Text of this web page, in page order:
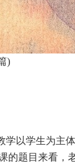
)
学以学生为主
的题目来看，